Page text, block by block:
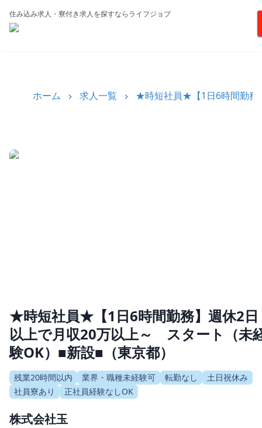
住み込み求人・寮付き求人を探すならライフジョブ
ホーム 求人一覧 ★時短社員★【1日6時間勤務
★時短社員★【1日6時間勤務】週休2日
以上で月収20万以上～ スタート（未
験OK）■新設■（東京都）
残業20時間以内 業界・職種未経験可 転勤なし
土日祝休み
社員寮あり
正社員経験なしOK
株式会社玉